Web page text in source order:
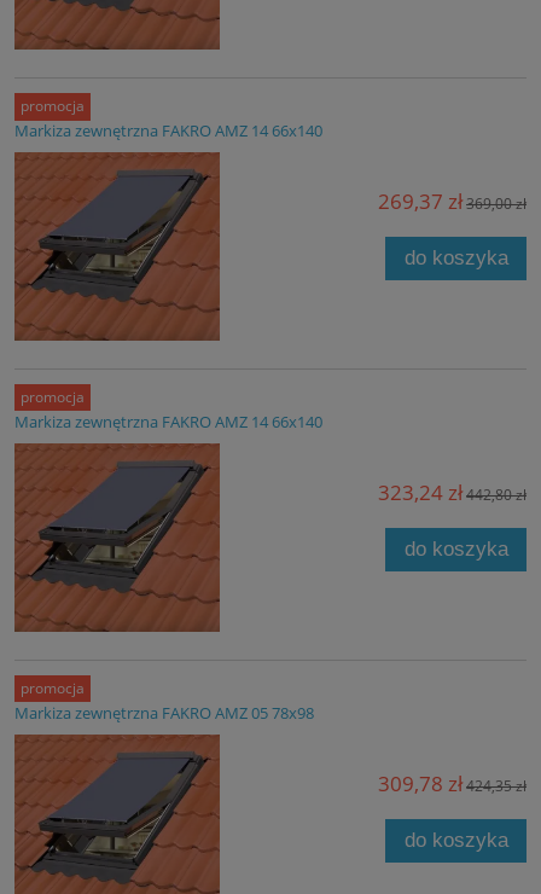
Markiza zewnętrzna FAKRO AMZ 14 66x140
269,37 zł369,00 zł
do koszyka
promocja
Markiza zewnętrzna FAKRO AMZ 14 66x140
323,24 zł442,80 zł
do koszyka
promocja
Markiza zewnętrzna FAKRO AMZ 05 78x98
309,78 zł424,35 zł
do koszyka
promocja